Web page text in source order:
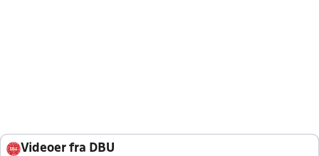
Videoer fra DBU